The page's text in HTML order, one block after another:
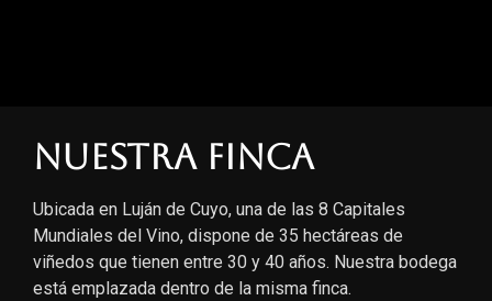
Nuestra finca
Ubicada en Luján de Cuyo, una de las 8 Capitales
Mundiales del Vino, dispone de 35 hectáreas de
viñedos que tienen entre 30 y 40 años. Nuestra bodega
está emplazada dentro de la misma finca.